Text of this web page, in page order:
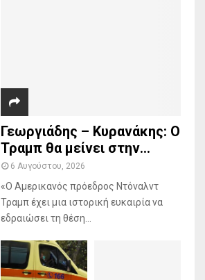
Γεωργιάδης – Κυρανάκης: Ο
Τραμπ θα μείνει στην...
6 Αυγούστου, 2026
«Ο Αμερικανός πρόεδρος Ντόναλντ
Τραμπ έχει μια ιστορική ευκαιρία να
εδραιώσει τη θέση...